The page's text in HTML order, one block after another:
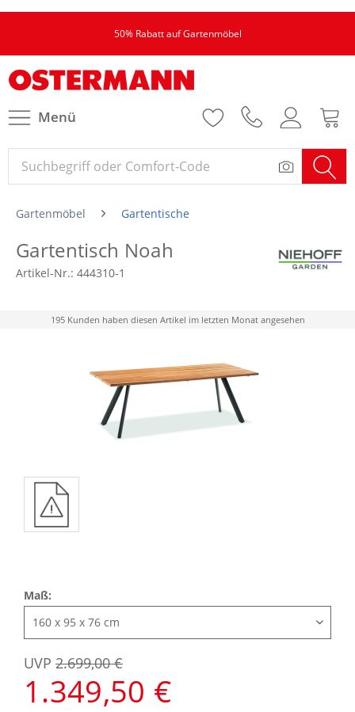
50% Rabatt auf Gartenmöbel
Menü
Gartenmöbel Gartentische
Gartentisch Noah
Artikel-Nr.: 444310-1
195 Kunden haben diesen Artikel im letzten Monat angesehen
1.349,50 €
UVP 2.699,00 €
Maß: